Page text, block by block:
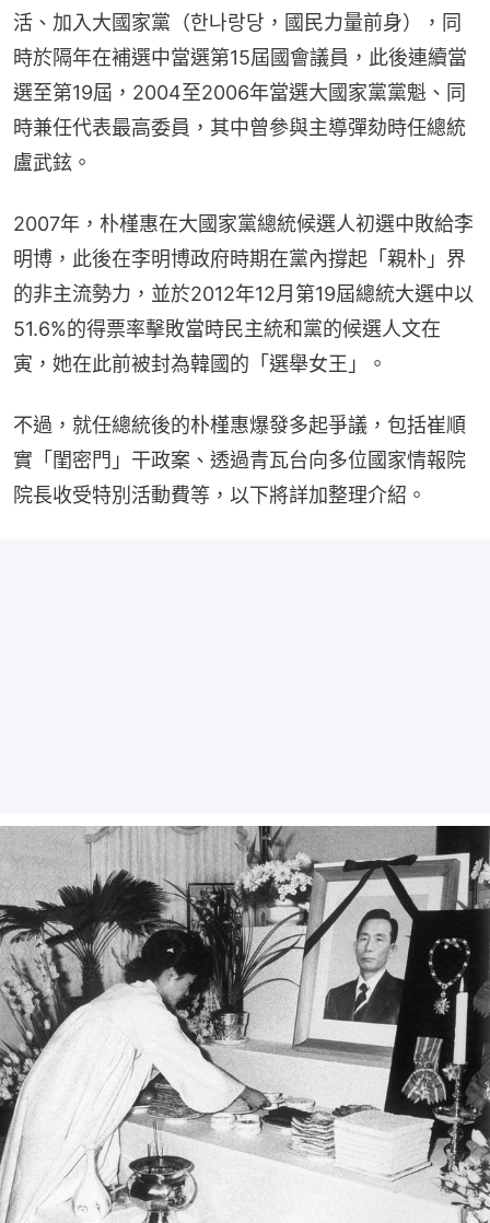
活、加入大國家黨（한나랑당，國民力量前身），同
時於隔年在補選中當選第15屆國會議員，此後連續當
選至第19屆，2004至2006年當選大國家黨黨魁、同
時兼任代表最高委員，其中曾參與主導彈劾時任總統
盧武鉉。
2007年，朴槿惠在大國家黨總統候選人初選中敗給李
明博，此後在李明博政府時期在黨內撐起「親朴」界
的非主流勢力，並於2012年12月第19屆總統大選中以
51.6%的得票率擊敗當時民主統和黨的候選人文在
寅，她在此前被封為韓國的「選舉女王」。
不過，就任總統後的朴槿惠爆發多起爭議，包括崔順
實「閨密門」干政案、透過青瓦台向多位國家情報院
院長收受特別活動費等，以下將詳加整理介紹。